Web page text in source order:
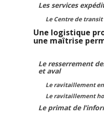
Les services
Le Centre de
Une logistique
une maîtrise
Le resserrement
et aval
Le ravitaillement
Le ravitaillement
Le primat de